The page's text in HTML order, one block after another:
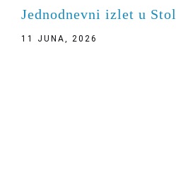
Jednodnevni izlet u
11 JUNA, 2026